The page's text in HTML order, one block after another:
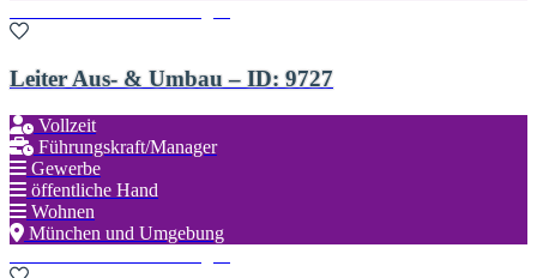
Leiter Aus- & Umbau – ID: 9727
Vollzeit
Führungskraft/Manager
Gewerbe
öffentliche Hand
Wohnen
München und Umgebung